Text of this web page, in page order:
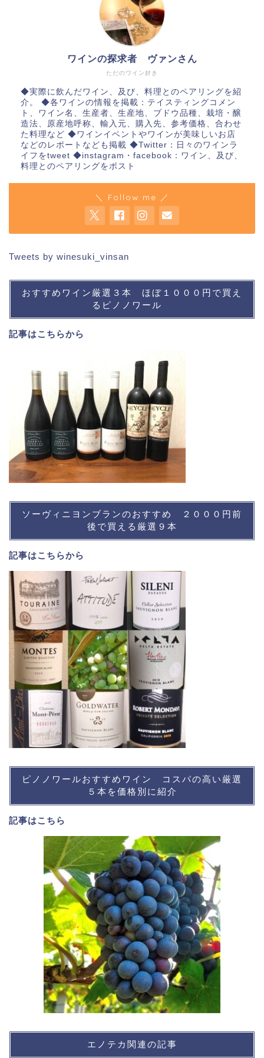
ただのワイン好き
ワインの探求者 ヴァンさん
◆実際に飲んだワイン、及び、料理とのペアリングを紹
介。 ◆各ワインの情報を掲載：テイスティングコメン
ト、ワイン名、生産者、生産地、ブドウ品種、栽培・醸
造法、原産地呼称、輸入元、購入先、参考価格、合わせ
た料理など ◆ワインイベントやワインが美味しいお店
などのレポートなども掲載 ◆Twitter：日々のワインラ
イフをtweet ◆instagram・facebook：ワイン、及び、
料理とのペアリングをポスト
＼ Follow me ／
Tweets by winesuki_vinsan
おすすめワイン厳選３本 ほぼ１０００円で買え
るピノノワール
記事はこちらから
ソーヴィニヨンブランのおすすめ ２０００円前
後で買える厳選９本
記事はこちらから
ピノノワールおすすめワイン コスパの高い厳選
５本を価格別に紹介
記事はこちら
エノテカ関連の記事